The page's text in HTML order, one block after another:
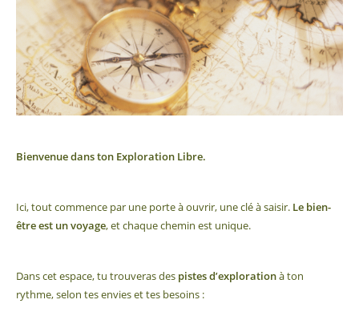
Bienvenue dans ton Exploration Libre.
Ici, tout commence par une porte à ouvrir, une clé à saisir. Le bien-
être est un voyage, et chaque chemin est unique.
Dans cet espace, tu trouveras des pistes d’explorationà ton
rythme, selon tes envies et tes besoins :